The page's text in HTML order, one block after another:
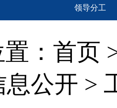
领导分工
： 首页
息公开 >